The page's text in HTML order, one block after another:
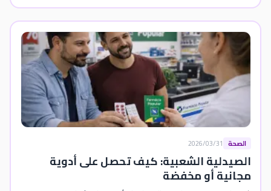
الصحة 2026/03/31
الصيدلية الشعبية: كيف تحصل على أدوية
مجانية أو مخفضة